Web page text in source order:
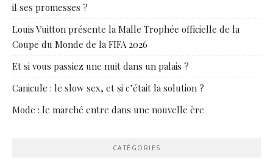
il ses promesses ?
Louis Vuitton présente la Malle Trophée officielle de la
Coupe du Monde de la FIFA 2026
Et si vous passiez une nuit dans un palais ?
Canicule : le slow sex, et si c’était la solution ?
Mode : le marché entre dans une nouvelle ère
CATÉGORIES